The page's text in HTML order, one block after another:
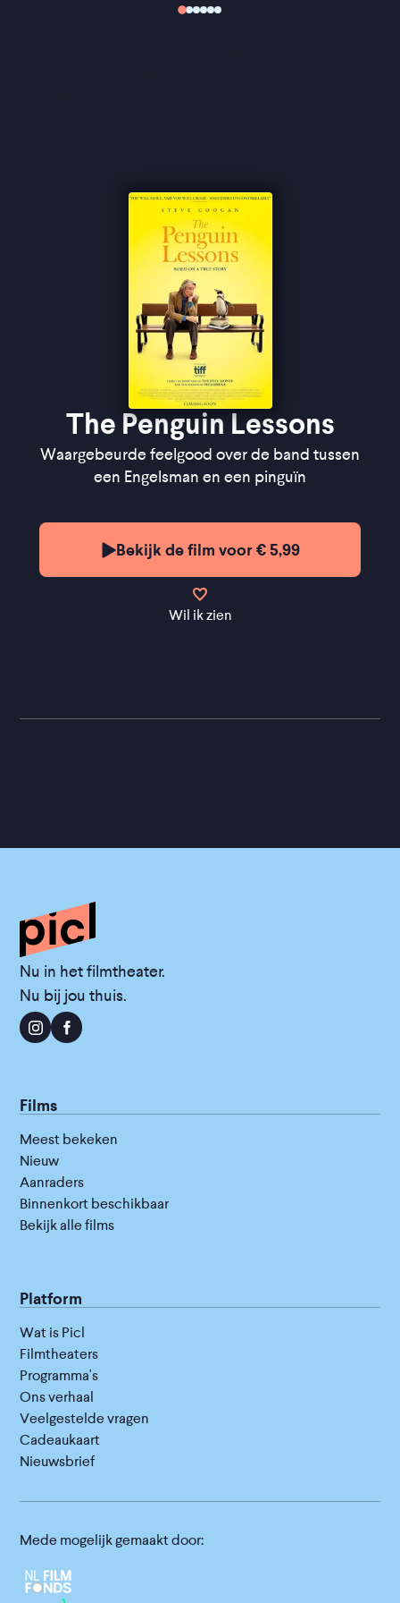
The Penguin Lessons
Waargebeurde feelgood over de band tussen
een Engelsman en een pinguïn
Bekijk de film voor € 5,99
Wil ik zien
Nu in het filmtheater.
Nu bij jou thuis.
Films
Meest bekeken
Nieuw
Aanraders
Binnenkort beschikbaar
Bekijk alle films
Platform
Wat is Picl
Filmtheaters
Programma's
Ons verhaal
Veelgestelde vragen
Cadeaukaart
Nieuwsbrief
Mede mogelijk gemaakt door: